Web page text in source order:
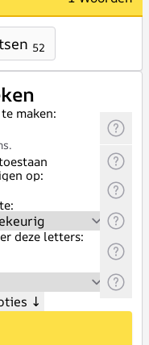
52
maken:
op:
deze letters:
↓